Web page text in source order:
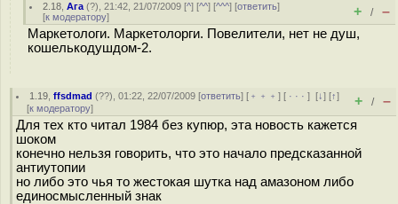
2.18 ,Ага (?), 21:42, 21/07/2009 [^] [^^] [^^^] [ответить]
[к модератору] + / –
Маркетологи. Маркетолорги. Повелители, нет не душ,
кошелькодушдом-2.
1.19 ,ffsdmad (??), 01:22, 22/07/2009 [ответить] [ ﹢﹢﹢] [ · · ·][↓] [↑]
[к модератору] + / –
Для тех кто читал 1984 без купюр, эта новость кажется
шоком
конечно нельзя говорить, что это начало предсказанной
антиутопии
но либо это чья то жестокая шутка над амазоном либо
единосмысленный знак